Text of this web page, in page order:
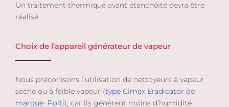
Un traitement thermique avant étanchéité devra être
réalisé.
Choix de l’appareil générateur de vapeur
Nous préconisons l’utilisation de nettoyeurs à vapeur
sèche ou à faible vapeur (type Cimex Eradicator de
marque Polti), car ils génèrent moins d’humidité